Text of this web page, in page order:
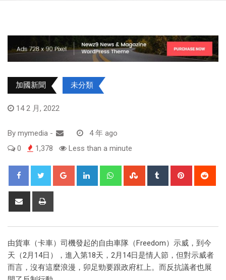
加國新聞 未分類
14 2 月, 2022
By mymedia -
4 年 ago
0
1,378 Less than a minute
由貨車（卡車）司機發起的自由車隊（Freedom）示威，到今
天（2月14日），進入第18天，2月14日是情人節，但對示威者
而言，沒有這麼浪漫，卯足勁要跟政府杠上。而反抗議者也展